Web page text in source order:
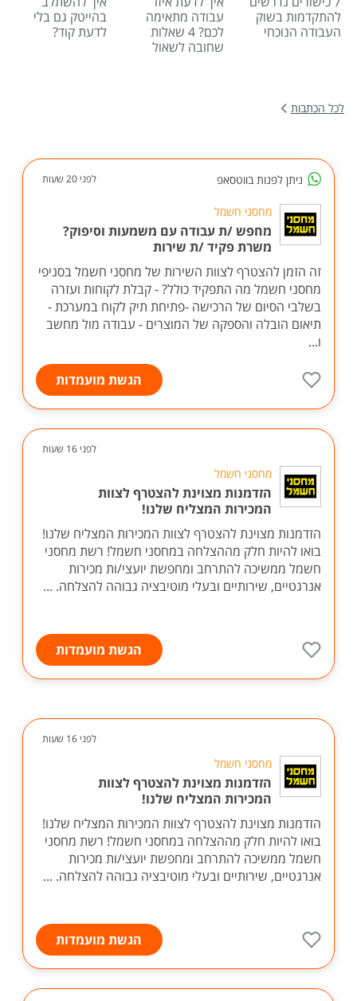
להתקדמות בשוק
העבודה הנוכחי
עבודה מתאימה
לכם? 4 שאלות
שחובה לשאול
בהייטק גם בלי
לדעת קוד?
לכל הכתבות
ניתן לפנות בווטסאפ לפני 20 שעות
מחסני חשמל
מחפש /ת עבודה עם משמעות וסיפוק?
משרת פקיד /ת שירות
זה הזמן להצטרף לצוות השירות של מחסני חשמל בסניפי
מחסני חשמל מה התפקיד כולל? - קבלת לקוחות ועזרה
בשלבי הסיום של הרכישה -פתיחת תיק לקוח במערכת -
תיאום הובלה והספקה של המוצרים - עבודה מול מחשב
ו...
הגשת מועמדות
לפני 16 שעות
מחסני חשמל
הזדמנות מצוינת להצטרף לצוות
המכירות המצליח שלנו!
הזדמנות מצוינת להצטרף לצוות המכירות המצליח שלנו!
בואו להיות חלק מההצלחה במחסני חשמל! רשת מחסני
חשמל ממשיכה להתרחב ומחפשת יועצי/ות מכירות
אנרגטיים, שירותיים ובעלי מוטיבציה גבוהה להצלחה. ...
הגשת מועמדות
לפני 16 שעות
מחסני חשמל
הזדמנות מצוינת להצטרף לצוות
המכירות המצליח שלנו!
הזדמנות מצוינת להצטרף לצוות המכירות המצליח שלנו!
בואו להיות חלק מההצלחה במחסני חשמל! רשת מחסני
חשמל ממשיכה להתרחב ומחפשת יועצי/ות מכירות
אנרגטיים, שירותיים ובעלי מוטיבציה גבוהה להצלחה. ...
הגשת מועמדות